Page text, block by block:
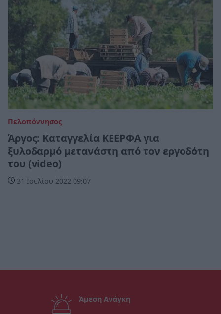
Πελοπόννησος
Άργος: Καταγγελία ΚΕΕΡΦΑ για
ξυλοδαρμό μετανάστη από τον εργοδότη
του (video)
31 Ιουλίου 2022 09:07
Άμεση Ανάγκη